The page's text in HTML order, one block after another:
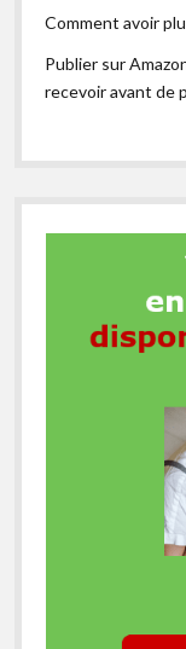
Comment avoir
Publier sur
recevoir avant de